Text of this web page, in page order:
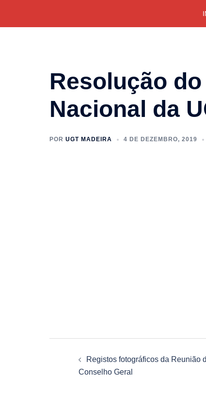
Resolução
Nacional da
POR UGT MADEIRA 4 DE DEZEMBRO, 2019
Navegação
Registos fotográficos da Reunião
Conselho Geral